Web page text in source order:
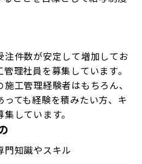
件数が安定して増加してお
理社員を募集しています。
工管理経験者はもちろん、
ても経験を積みたい方、キ
しています。
門知識やスキル